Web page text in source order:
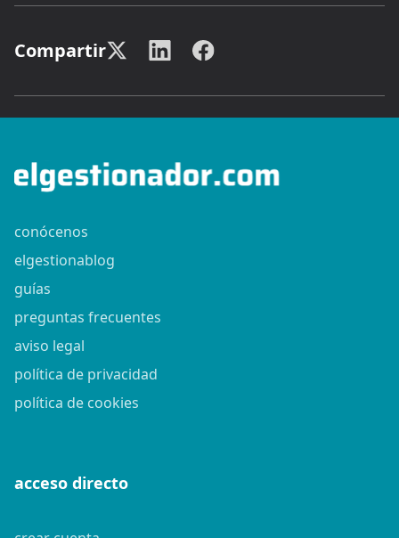
Compartir
conócenos
elgestionablog
guías
preguntas frecuentes
aviso legal
política de privacidad
política de cookies
acceso directo